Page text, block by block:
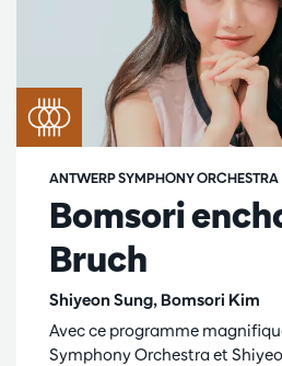
Bomsori
Bruch
Shiyeon Sung, Bomsori Kim
ANTWERP SYMPHONY ORCHESTRA
Avec ce programme
Symphony Orchestra et